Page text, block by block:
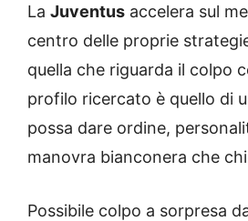
La Juventus accelera sul
centro delle proprie
quella che riguarda il colpo
profilo ricercato è quello di
possa dare ordine,
manovra bianconera che
Possibile colpo a sorpresa